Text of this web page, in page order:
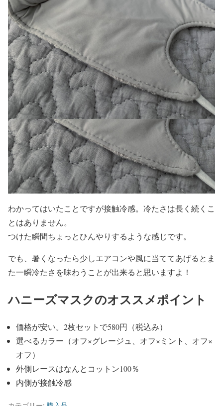
わかってはいたことですが接触冷感。冷たさは長く続くこ
とはありません。
つけた瞬間ちょっとひんやりするような感じです。
でも、暑くなったら少しエアコンや風に当ててあげるとま
た一瞬冷たさを味わうことが出来ると思いますよ！
ハニーズマスクのオススメポイント
価格が安い。2枚セットで580円（税込み）
選べるカラー（オフ×グレージュ、オフ×ミント、オフ×
オフ）
外側レースはなんとコットン100％
内側が接触冷感